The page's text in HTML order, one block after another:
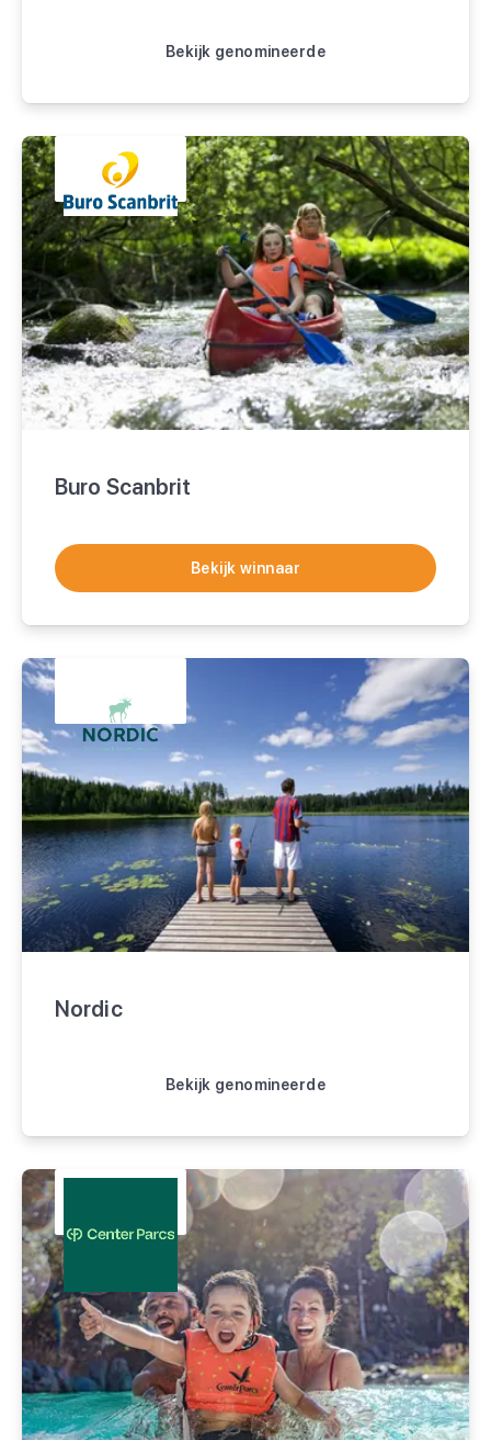
Bekijk genomineerde
Buro Scanbrit
Bekijk winnaar
Nordic
Bekijk genomineerde